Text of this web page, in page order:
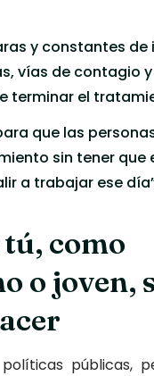
y constantes de
vías de contagio
terminar el
que las
sin tener que
a trabajar ese
como
o joven,
públicas,